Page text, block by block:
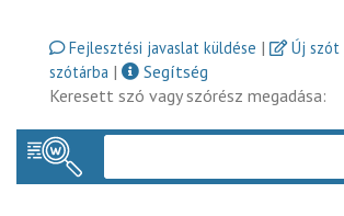
Fejlesztési javaslat küldése |
Új szót
szótárba |
Segítség
Keresett szó vagy szórész megadása: